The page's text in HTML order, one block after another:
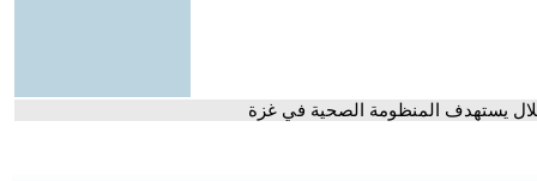
يستهدف المنظومة الصحية في غزة